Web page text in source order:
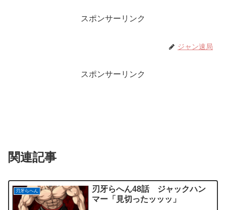
スポンサーリンク
ジャン速局
スポンサーリンク
関連記事
刃牙らへん
刃牙らへん48話 ジャックハン
マー「見切ったッッッ」